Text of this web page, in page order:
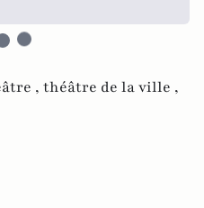
, théâtre de la ville ,